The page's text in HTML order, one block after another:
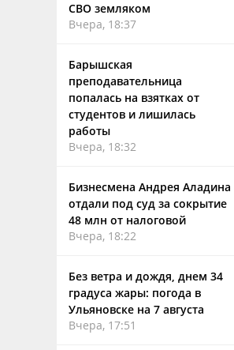
СВО земляком
Вчера, 18:37
Барышская
преподавательница
попалась на взятках от
студентов и лишилась
работы
Вчера, 18:32
Бизнесмена Андрея Аладина
отдали под суд за сокрытие
48 млн от налоговой
Вчера, 18:22
Без ветра и дождя, днем 34
градуса жары: погода в
Ульяновске на 7 августа
Вчера, 17:51